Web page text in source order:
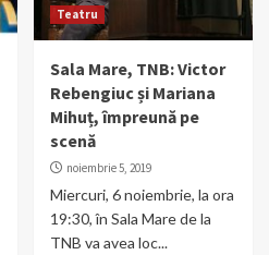
Teatru
Sala Mare, TNB: Victor
Rebengiuc și Mariana
Mihuț, împreună pe
scenă
noiembrie 5, 2019
Miercuri, 6 noiembrie, la ora
19:30, în Sala Mare de la
TNB va avea loc...